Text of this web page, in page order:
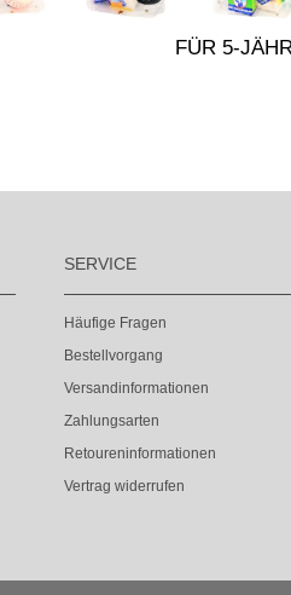
FÜR 5-
SERVICE
Häufige Fragen
Bestellvorgang
Versandinformationen
Zahlungsarten
Retoureninformationen
Vertrag widerrufen